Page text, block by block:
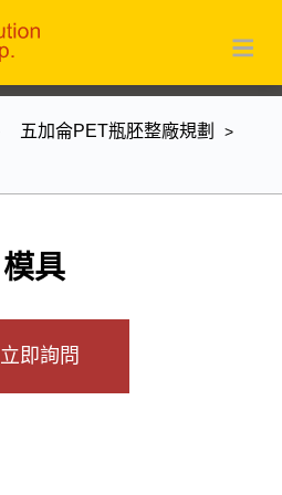
五加侖PET瓶胚整廠規劃
模具
立即詢問